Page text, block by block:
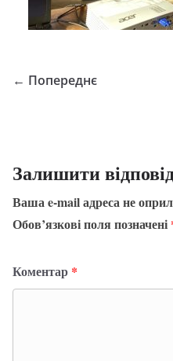
← Попереднє
Залишити
Ваша e-mail адреса не
Обов’язкові поля позначені
Коментар *